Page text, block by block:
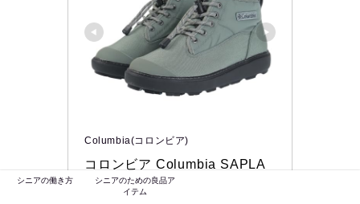
Columbia(コロンビア)
コロンビア Columbia SAPLA
ND II CHUKKA WP OMNI-HE
シニアの働き方
シニアのための良品ア
イテム